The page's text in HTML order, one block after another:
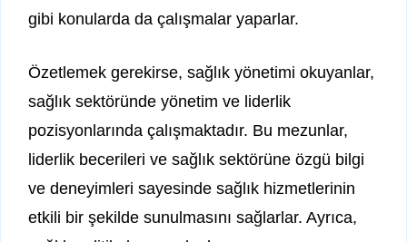
gibi konularda da çalışmalar yaparlar.
Özetlemek gerekirse, sağlık yönetimi okuyanlar,
sağlık sektöründe yönetim ve liderlik
pozisyonlarında çalışmaktadır. Bu mezunlar,
liderlik becerileri ve sağlık sektörüne özgü bilgi
ve deneyimleri sayesinde sağlık hizmetlerinin
etkili bir şekilde sunulmasını sağlarlar. Ayrıca,